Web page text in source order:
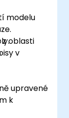
modelu
oblasti
v
upravené
k